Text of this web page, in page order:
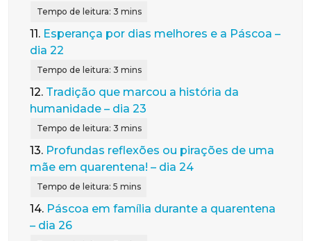
11. Esperança por dias melhores e a Páscoa –
dia 22
12. Tradição que marcou a história da
humanidade – dia 23
13. Profundas reflexões ou pirações de uma
mãe em quarentena! – dia 24
14. Páscoa em família durante a quarentena
– dia 26